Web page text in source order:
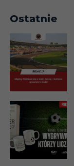
Ostatnie